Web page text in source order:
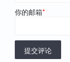
你的邮箱*
提交评论